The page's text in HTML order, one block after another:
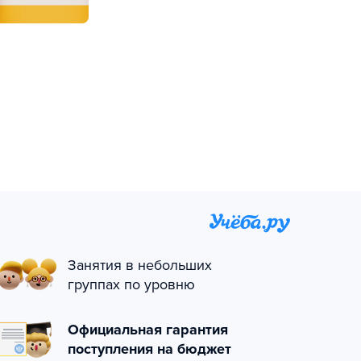
Занятия в небольших
группах по уровню
Официальная гарантия
поступления на бюджет